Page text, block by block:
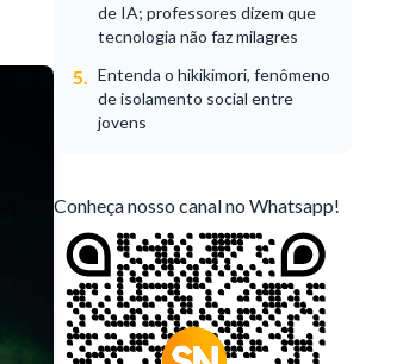
de IA; professores dizem que
tecnologia não faz milagres
5.
Entenda o hikikimori, fenômeno
de isolamento social entre
jovens
Conheça nosso canal no Whatsapp!